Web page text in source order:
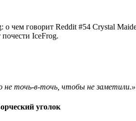
Crystal
IceFrog.
точь-в-точь, чтобы не
уголок